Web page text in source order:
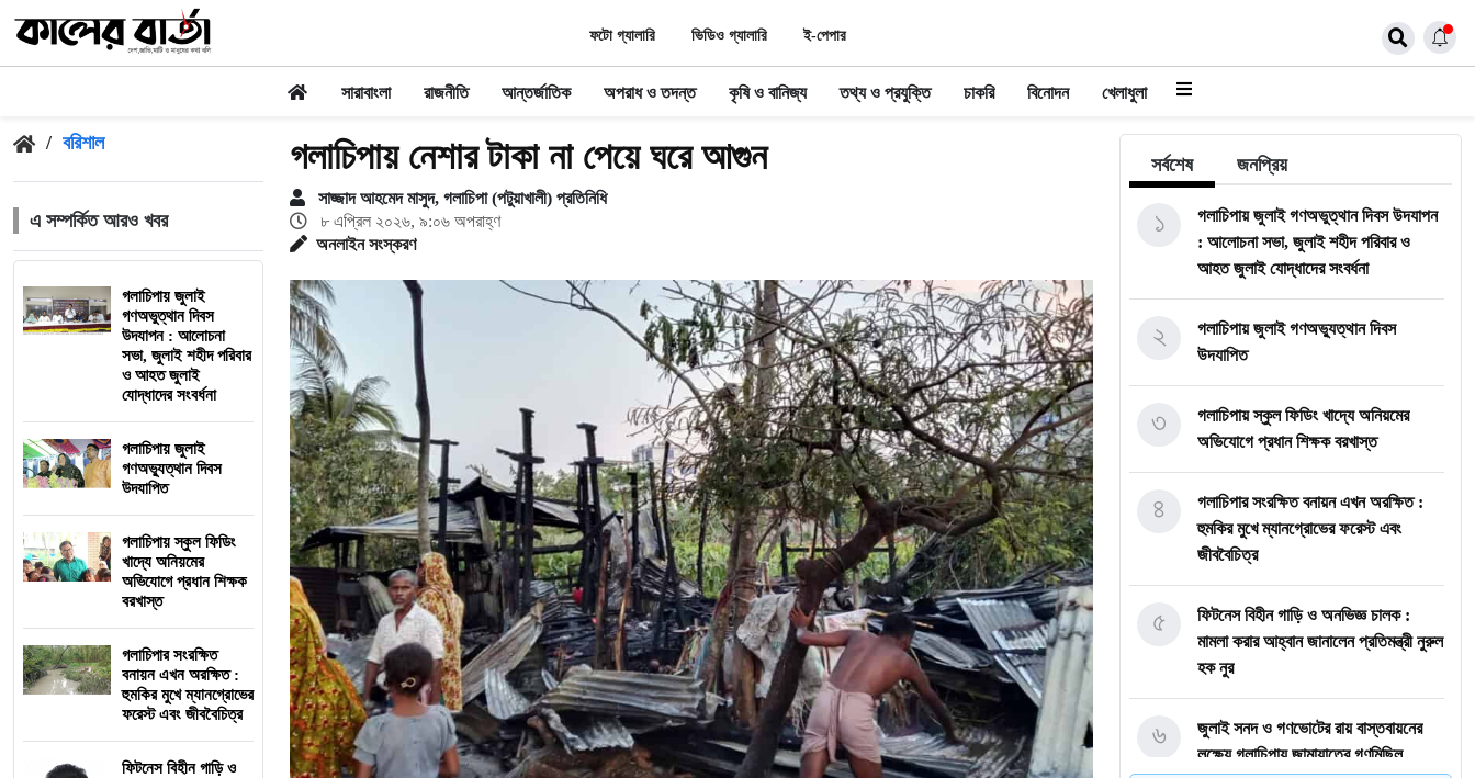
ফটো গ্যালারি ভিডিও গ্যালারি ই-পেপার
সারাবাংলা রাজনীতি আন্তর্জাতিক অপরাধ ও তদন্ত কৃষি ও বানিজ্য তথ্য ও প্রযুক্তি চাকরি বিনোদন খেলাধুলা
/ বরিশাল
এ সম্পর্কিত আরও খবর
গলাচিপায় জুলাই
গণঅভুত্থান দিবস
উদযাপন : আলোচনা
সভা, জুলাই শহীদ পরিবার
ও আহত জুলাই
যোদ্ধাদের সংবর্ধনা
গলাচিপায় জুলাই
গণঅভ্যুত্থান দিবস
উদযাপিত
গলাচিপায় স্কুল ফিডিং
খাদ্যে অনিয়মের
অভিযোগে প্রধান শিক্ষক
বরখাস্ত
গলাচিপার সংরক্ষিত
বনায়ন এখন অরক্ষিত :
হুমকির মুখে ম্যানগ্রোভের
ফরেস্ট এবং জীববৈচিত্র
ফিটনেস বিহীন গাড়ি ও
গলাচিপায় নেশার টাকা না পেয়ে ঘরে আগুন
সাজ্জাদ আহমেদ মাসুদ, গলাচিপা (পটুয়াখালী) প্রতিনিধি
৮ এপ্রিল ২০২৬, ৯:০৬ অপরাহ্ণ
অনলাইন সংস্করণ
সর্বশেষ জনপ্রিয়
গলাচিপায় জুলাই গণঅভুত্থান দিবস উদযাপন
: আলোচনা সভা, জুলাই শহীদ পরিবার ও
আহত জুলাই যোদ্ধাদের সংবর্ধনা
১
গলাচিপায় জুলাই গণঅভ্যুত্থান দিবস
উদযাপিত
২
গলাচিপায় স্কুল ফিডিং খাদ্যে অনিয়মের
অভিযোগে প্রধান শিক্ষক বরখাস্ত
৩
গলাচিপার সংরক্ষিত বনায়ন এখন অরক্ষিত :
হুমকির মুখে ম্যানগ্রোভের ফরেস্ট এবং
জীববৈচিত্র
৪
ফিটনেস বিহীন গাড়ি ও অনভিজ্ঞ চালক :
মামলা করার আহ্বান জানালেন প্রতিমন্ত্রী নুরুল
হক নুর
৫
জুলাই সনদ ও গণভোটের রায় বাস্তবায়নের
লক্ষ্যে গলাচিপায় জামায়াতের গণমিছিল
৬